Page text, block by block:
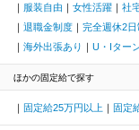
服装自由
女性活躍 社
退職金制度
完全週休2日
海外出張あり
U・Iター
ほかの固定給で探す
固定給25万円以上 固定